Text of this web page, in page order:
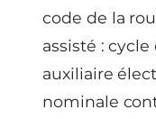
code de la
assisté :
auxiliaire
nominale